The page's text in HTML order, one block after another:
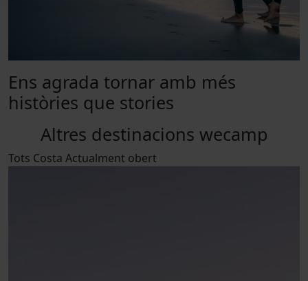
Ens agrada tornar amb més
històries que stories
Altres destinacions wecamp
Tots Costa Actualment obert